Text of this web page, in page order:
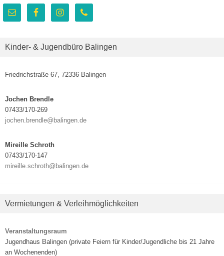
Kinder- & Jugendbüro Balingen
Friedrichstraße 67, 72336 Balingen
Jochen Brendle
07433/170-269
jochen.brendle@balingen.de
Mireille Schroth
07433/170-147
mireille.schroth@balingen.de
Vermietungen & Verleihmöglichkeiten
Veranstaltungsraum
Jugendhaus Balingen (private Feiern für Kinder/Jugendliche bis 21 Jahre
an Wochenenden)